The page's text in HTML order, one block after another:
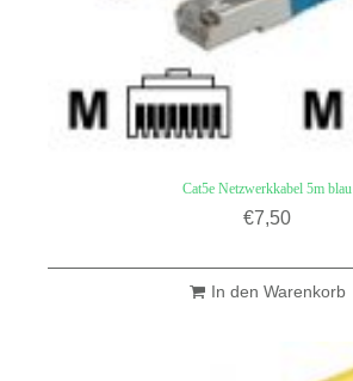
Cat5e Netzwerkkabel 5m blau
€7,50
In den Warenkorb